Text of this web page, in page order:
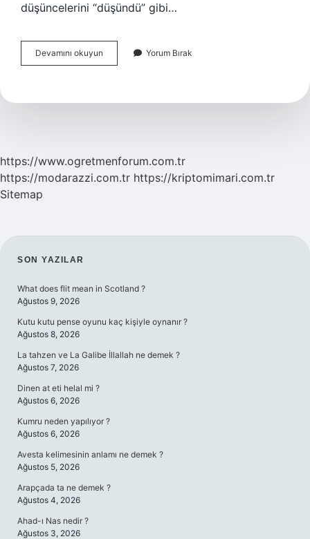
düşüncelerini “düşündü” gibi…
Devamını okuyun
Çözümleme
Örnek
Yorum Bırak
https://www.ogretmenforum.com.tr
https://modarazzi.com.tr https://kriptomimari.com.tr
Sitemap
SIDEBAR
SON YAZILAR
What does flit mean in Scotland ?
Ağustos 9, 2026
Kutu kutu pense oyunu kaç kişiyle oynanır ?
Ağustos 8, 2026
La tahzen ve La Galibe İllallah ne demek ?
Ağustos 7, 2026
Dinen at eti helal mi ?
Ağustos 6, 2026
Kumru neden yapılıyor ?
Ağustos 6, 2026
Avesta kelimesinin anlamı ne demek ?
Ağustos 5, 2026
Arapçada ta ne demek ?
Ağustos 4, 2026
Ahad-ı Nas nedir ?
Ağustos 3, 2026